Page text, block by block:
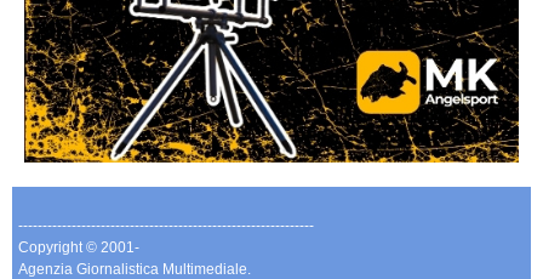
-------------------------------------------------------------
Copyright © 2001-
Agenzia Giornalistica Multimediale.